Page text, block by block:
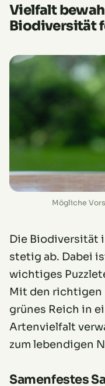
Vielfalt
Biodiversität
Mögliche
Die Biodiversität
stetig ab. Dabei
wichtiges
Mit den richtigen
grünes Reich in
Artenvielfalt
zum lebendigen
Samenfestes